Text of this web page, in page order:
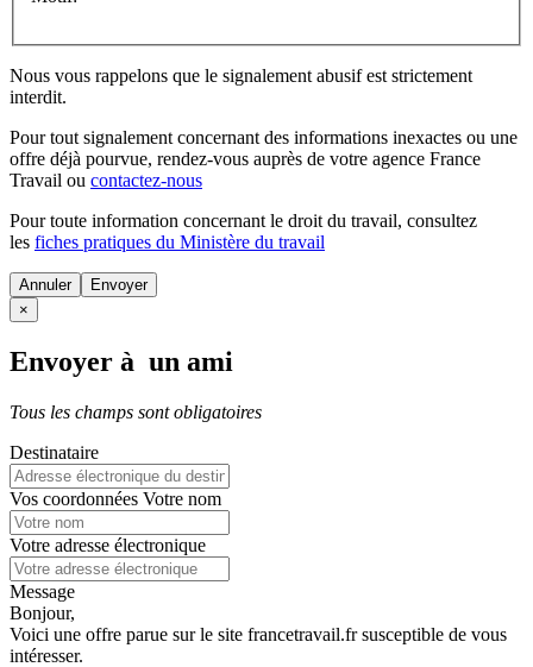
Nous vous rappelons que le signalement abusif est strictement
interdit.
Pour tout signalement concernant des informations inexactes ou une
offre déjà pourvue, rendez-vous auprès de votre agence France
Travail ou contactez-nous
Pour toute information concernant le droit du travail, consultez
les fiches pratiques du Ministère du travail
Annuler
×
Envoyer à un ami
Tous les champs sont obligatoires
Destinataire
Vos coordonnées Votre nom
Votre adresse électronique
Message
Bonjour,
Voici une offre parue sur le site francetravail.fr susceptible de vous
intéresser.